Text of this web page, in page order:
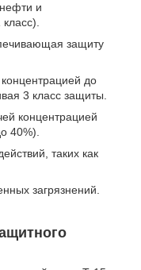
и
защиту
до
3 класс защиты.
концентрацией
40%).
таких как
загрязнений.